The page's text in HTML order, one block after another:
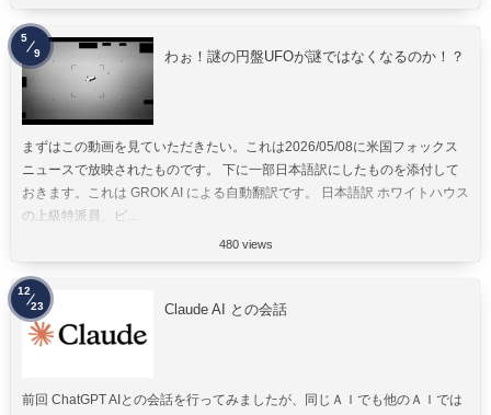
わぉ！謎の円盤UFOが謎ではなくなるのか！？
まずはこの動画を見ていただきたい。これは2026/05/08に米国フォックス
ニュースで放映されたものです。 下に一部日本語訳にしたものを添付して
おきます。これは GROK AI による自動翻訳です。 日本語訳 ホワイトハウス
の上級特派員、ピ...
480 views
5
9
Claude AI との会話
前回 ChatGPT AIとの会話を行ってみましたが、同じＡＩでも他のＡＩでは
12
23